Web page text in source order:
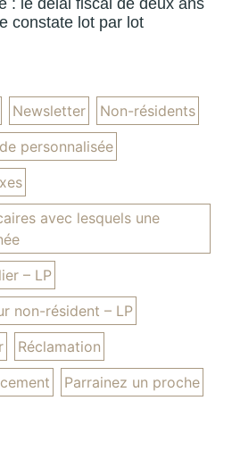
constate lot par lot
Newsletter
Non-résidents
personnalisée
avec lesquels une
– LP
non-résident – LP
Réclamation
Parrainez un proche